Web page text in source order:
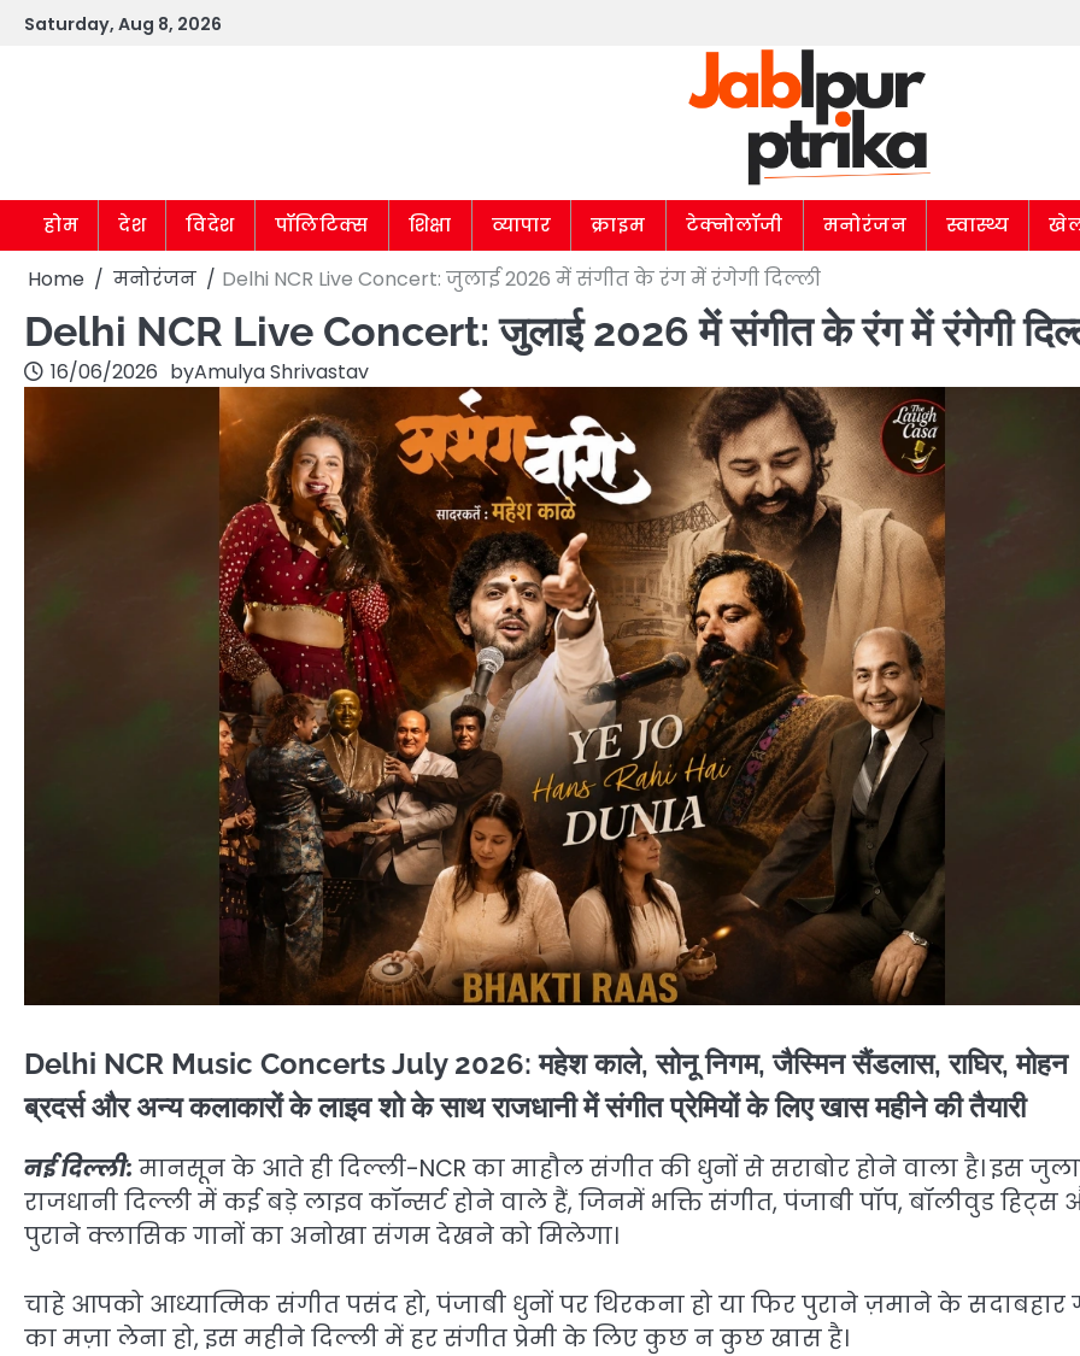
SkipSaturday, Aug 8, 2026
होम देश विदेश पॉलिटिक्स शिक्षा व्यापार क्राइम टेक्नोलॉजी मनोरंजन स्वास्थ्य
Home मनोरंजन Delhi NCR Live Concert: जुलाई 2026 में संगीत के रंग में रंगेगी दिल्ली
Delhi NCR Live Concert: जुलाई 2026 में संगीत के रंग में रंगेगी
16/06/2026 byAmulya Shrivastav
Delhi NCR Music Concerts July 2026: महेश काले, सोनू निगम, जैस्मिन सैंडलास, राघिर, मोहन
ब्रदर्स और अन्य कलाकारों के लाइव शो के साथ राजधानी में संगीत प्रेमियों के लिए खास महीने की तैयारी
नई दिल्ली: मानसून के आते ही दिल्ली-NCR का माहौल संगीत की धुनों से सराबोर होने वाला है। इस
राजधानी दिल्ली में कई बड़े लाइव कॉन्सर्ट होने वाले हैं, जिनमें भक्ति संगीत, पंजाबी पॉप, बॉलीवुड हिट्स
पुराने क्लासिक गानों का अनोखा संगम देखने को मिलेगा।
चाहे आपको आध्यात्मिक संगीत पसंद हो, पंजाबी धुनों पर थिरकना हो या फिर पुराने ज़माने के सदाबहार
का मज़ा लेना हो, इस महीने दिल्ली में हर संगीत प्रेमी के लिए कुछ न कुछ खास है।